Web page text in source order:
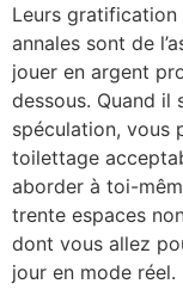
Leurs
annales sont de
jouer en argent
dessous. Quand il
spéculation, vous
toilettage
aborder à toi-
trente espaces
dont vous allez
jour en mode réel.